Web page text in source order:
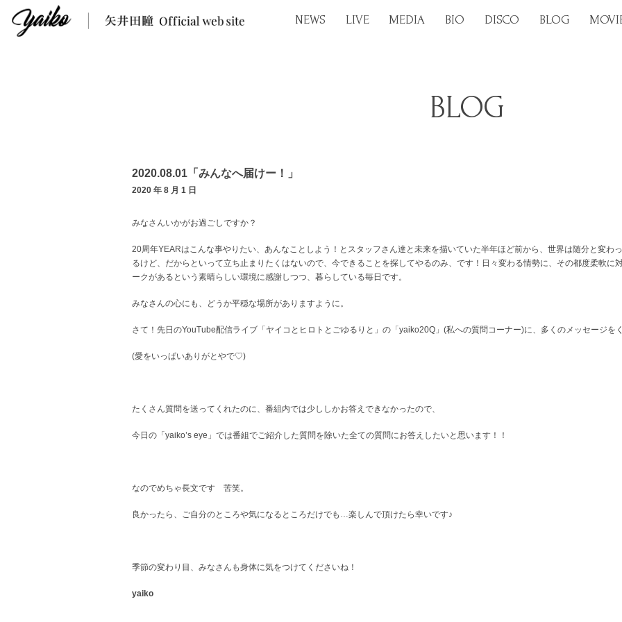
NEWS LIVE MEDIA BIO DISCO BLOG
BLOG
2020.08.01「みんなへ届けー！」
2020 年 8 月 1 日
みなさんいかがお過ごしですか？
20周年YEARはこんな事やりたい、あんなことしよう！とスタッフさん達と未来を描いていた半年ほど前から、世界は随分と変わ
るけど、だからといって立ち止まりたくはないので、今できることを探してやるのみ、です！日々変わる情勢に、その都度柔軟に
ークがあるという素晴らしい環境に感謝しつつ、暮らしている毎日です。
みなさんの心にも、どうか平穏な場所がありますように。
さて！先日のYouTube配信ライブ「ヤイコとヒロトとごゆるりと」の「yaiko20Q」(私への質問コーナー)に、多くのメッセージを
(愛をいっぱいありがとやで♡)
たくさん質問を送ってくれたのに、番組内では少ししかお答えできなかったので、
今日の「yaiko’s eye」では番組でご紹介した質問を除いた全ての質問にお答えしたいと思います！！
なのでめちゃ長文です 苦笑。
良かったら、ご自分のところや気になるところだけでも…楽しんで頂けたら幸いです♪
季節の変わり目、みなさんも身体に気をつけてくださいね！
yaiko